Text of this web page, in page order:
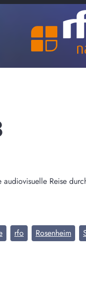
Reise
rfo Rosenheim